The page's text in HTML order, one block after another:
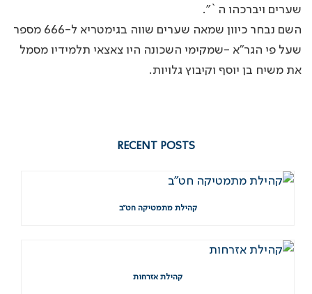
שערים ויברכהו ה`”.
השם נבחר כיוון שמאה שערים שווה בגימטריא ל-666 מספר
שעל פי הגר”א -שמקימי השכונה היו צאצאי תלמידיו מסמל
את משיח בן יוסף וקיבוץ גלויות.
RECENT POSTS
קהילת מתמטיקה חט”ב
קהילת אזרחות